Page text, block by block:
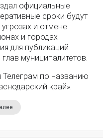
официальные
сроки будут
и отмене
и городах
для публикаций
муниципалитетов.
по названию
край».